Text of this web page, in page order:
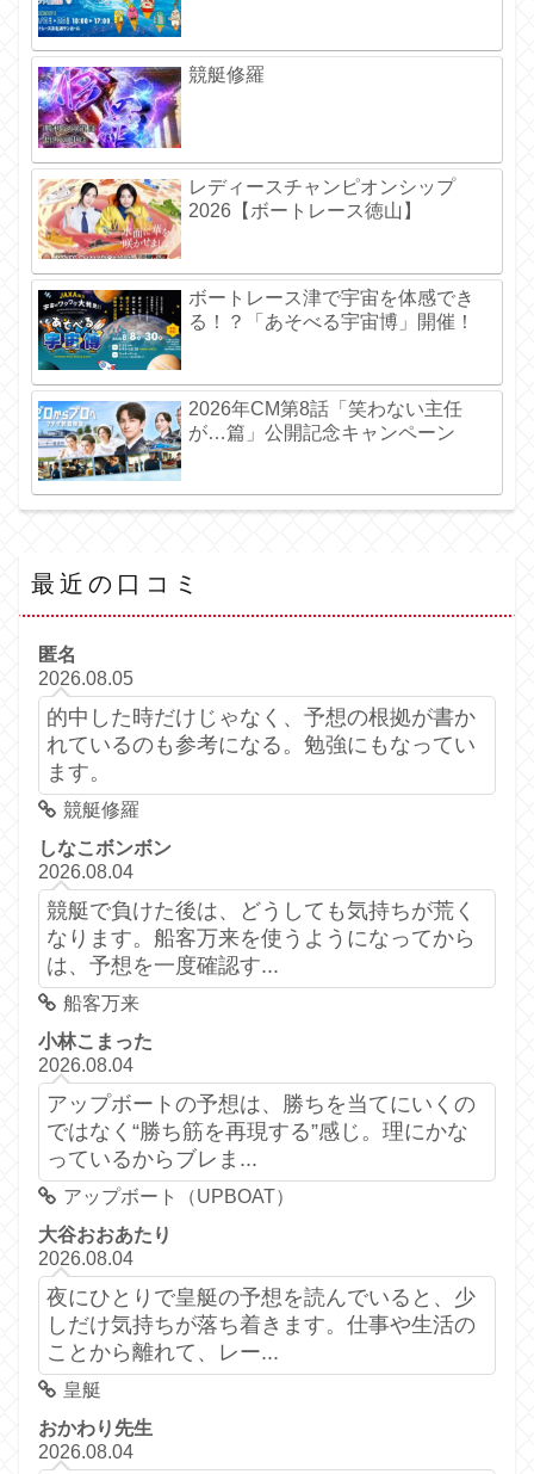
競艇修羅
レディースチャンピオンシップ
2026【ボートレース徳山】
ボートレース津で宇宙を体感でき
る！？「あそべる宇宙博」開催！
2026年CM第8話「笑わない主任
が…篇」公開記念キャンペーン
最近の口コミ
匿名
2026.08.05
的中した時だけじゃなく、予想の根拠が書か
れているのも参考になる。勉強にもなってい
ます。
競艇修羅
しなこボンボン
2026.08.04
競艇で負けた後は、どうしても気持ちが荒く
なります。船客万来を使うようになってから
は、予想を一度確認す...
船客万来
小林こまった
2026.08.04
アップボートの予想は、勝ちを当てにいくの
ではなく“勝ち筋を再現する”感じ。理にかな
っているからブレま...
アップボート（UPBOAT）
大谷おおあたり
2026.08.04
夜にひとりで皇艇の予想を読んでいると、少
しだけ気持ちが落ち着きます。仕事や生活の
ことから離れて、レー...
皇艇
おかわり先生
2026.08.04